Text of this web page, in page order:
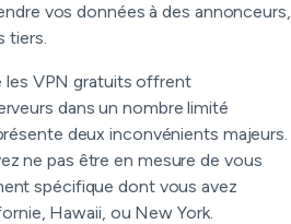
vos données à des annonceurs,
tiers.
les VPN gratuits offrent
dans un nombre limité
deux inconvénients majeurs.
ne pas être en mesure de vous
spécifique dont vous avez
Hawaii, ou New York.